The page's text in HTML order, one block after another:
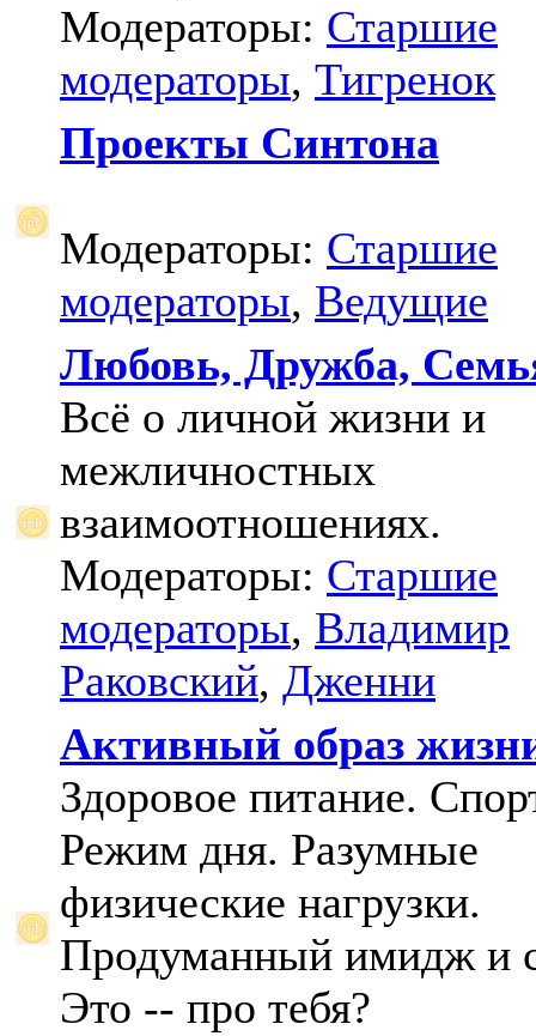
Модераторы: Старшие
модераторы, Тигренок
Проекты Синтона
Модераторы: Старшие
модераторы, Ведущие
Любовь, Дружба,
Всё о личной жизни и
межличностных
взаимоотношениях.
Модераторы: Старшие
модераторы, Владимир
Раковский, Дженни
Активный образ
Здоровое питание.
Режим дня. Разумные
физические нагрузки.
Продуманный имидж и
Это -- про тебя?